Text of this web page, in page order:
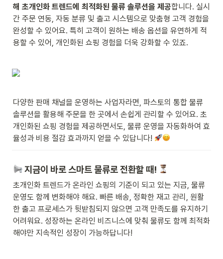
해 초개인화 트렌드에 최적화된 물류 솔루션을 제공합니다. 실시
간 주문 연동, 자동 분류 및 출고 시스템으로 맞춤형 고객 경험을
완성할 수 있어요. 특히 고객이 원하는 배송 옵션을 유연하게 적
용할 수 있어, 개인화된 쇼핑 경험을 더욱 강화할 수 있죠.
다양한 판매 채널을 운영하는 사업자라면, 파스토의 통합 물류
솔루션을 활용해 주문을 한 곳에서 손쉽게 관리할 수 있어요. 초
개인화된 쇼핑 경험을 제공하면서도, 물류 운영을 자동화하여 효
율성과 비용 절감 효과까지 얻을 수 있답니다!
지금이 바로 스마트 물류로 전환할 때!
초개인화 트렌드가 온라인 쇼핑의 기준이 되고 있는 지금, 물류
운영도 함께 변화해야 해요. 빠른 배송, 정확한 재고 관리, 원활
한 출고 프로세스가 뒷받침되지 않으면 고객 만족도를 유지하기
어려워요. 성장하는 온라인 비즈니스에 맞춰 물류도 함께 최적화
해야만 지속적인 성장이 가능하답니다!